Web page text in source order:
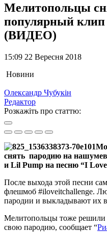
Мелитопольцы
популярный клип
(ВИДЕО)
15:09 22 Вересня 2018
Новини
Олександр Чубукін
Редактор
Розкажіть про статтю:
снять пародию на
и Lil Pump на песню “I
После выхода этой песни
флешмоб #iloveitchallenge.
пародии и выкладывают их в
Мелитопольцы тоже решили
свою пародию, сообщает “